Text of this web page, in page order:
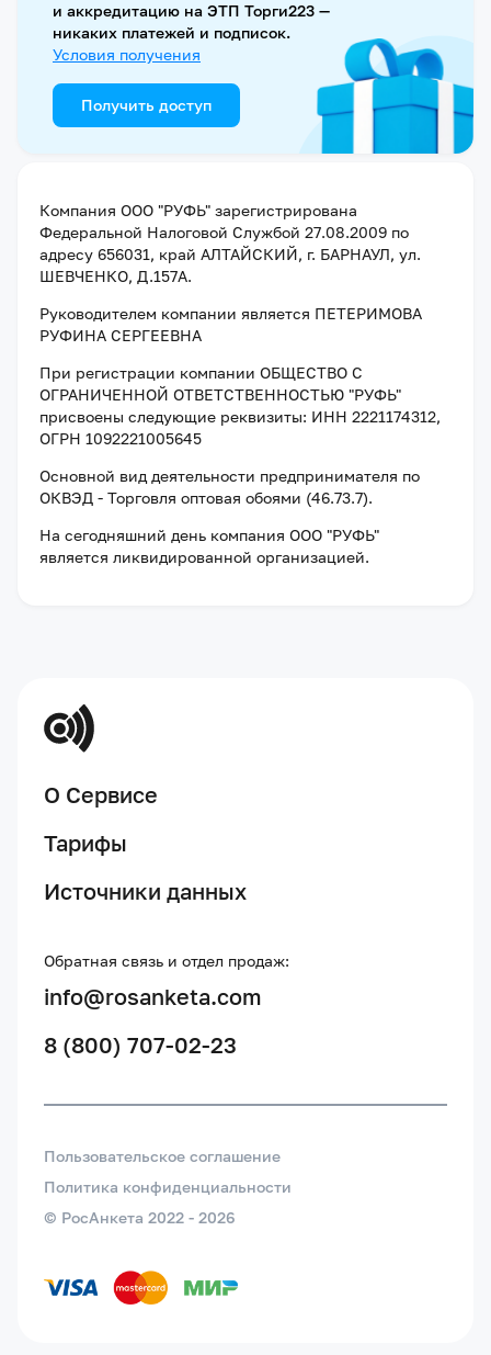
и аккредитацию на ЭТП Торги223 —
никаких платежей и подписок.
Условия получения
Получить доступ
Компания ООО "РУФЬ" зарегистрирована
Федеральной Налоговой Службой 27.08.2009 по
адресу 656031, край АЛТАЙСКИЙ, г. БАРНАУЛ, ул.
ШЕВЧЕНКО, Д.157А.
Руководителем компании является ПЕТЕРИМОВА
РУФИНА СЕРГЕЕВНА
При регистрации компании ОБЩЕСТВО С
ОГРАНИЧЕННОЙ ОТВЕТСТВЕННОСТЬЮ "РУФЬ"
присвоены следующие реквизиты: ИНН 2221174312,
ОГРН 1092221005645
Основной вид деятельности предпринимателя по
ОКВЭД - Торговля оптовая обоями (46.73.7).
На сегодняшний день компания ООО "РУФЬ"
является ликвидированной организацией.
О Сервисе
Тарифы
Источники данных
Обратная связь и отдел продаж:
info@rosanketa.com
8 (800) 707-02-23
Пользовательское соглашение
Политика конфиденциальности
© РосАнкета 2022 - 2026